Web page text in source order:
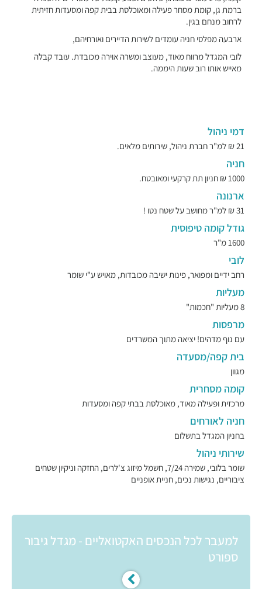
ברמת גן, קומת מסחר פעילה ומאוכלסת בבית קפה ומסעדות חזיתית
לרחוב מנחם בגין.
ארבעה מפלסי חניה עומדים לשירות הדיירים ואורחיהם,
לובי המגדל מרווח מאוד, מעוצב ומשרה אוירה מכובדת. עובד קבלה
מאייש אותו רוב שעות היממה.
דמי ניהול
21 ₪ למ"ר חברת ניהול, שירותים מלאים.
חניה
1000 ₪ חניון תת קרקעי ומאובטח.
ארנונה
31 ₪ למ"ר מחושב על שטח נטו !
גודל קומה טיפוסית
1600 מ"ר
לובי
רחב ידיים ומפואר, פינות ישיבה מכובדות, מאויש ע"י שומר
מעליות
8 מעליות "חכמות"
מרפסות
עם נוף מדהים! יציאה מתוך המשרדים
בית קפה/מסעדה
מגוון
קומה מסחרית
מרכזית ופעילה מאוד, מאוכלסת בבתי קפה ומסעדות
חניה לאורחים
בחניון המגדל בתשלום
שירותי ניהול
שומר בלובי, שמירה 7/24, חשמל מיזוג צ'לרים, החזקה וניקיון שטחים
ציבוריים, נגישות נכים, חניית אופניים
למעבר לכל הנכסים האקטואליים - מגדל גיבור
ספורט